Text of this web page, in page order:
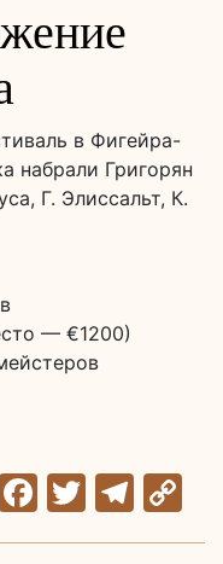
в Фигейра-
набрали Григорян
Г. Элиссальт, К.
— €1200)
Facebook
Twitter